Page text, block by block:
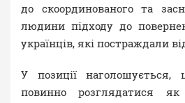
до скоординованого та
людини підходу до
українців, які постраждали
У позиції
повинно розглядатися як